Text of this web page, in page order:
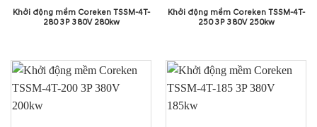
Khởi động mềm Coreken TSSM-4T-
280 3P 380V 280kw
Khởi động mềm Coreken TSSM-4T-
250 3P 380V 250kw